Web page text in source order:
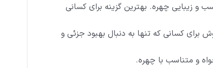
زیبایی چهره. بهترین گزینه برای کسانی
کسانی که تنها به دنبال بهبود جزئی و
و متناسب با چهره.